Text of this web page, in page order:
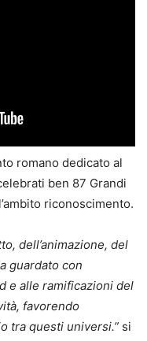
romano dedicato al
ben 87 Grandi
riconoscimento.
dell’animazione, del
guardato con
e alle ramificazioni del
favorendo
tra questi universi.” si